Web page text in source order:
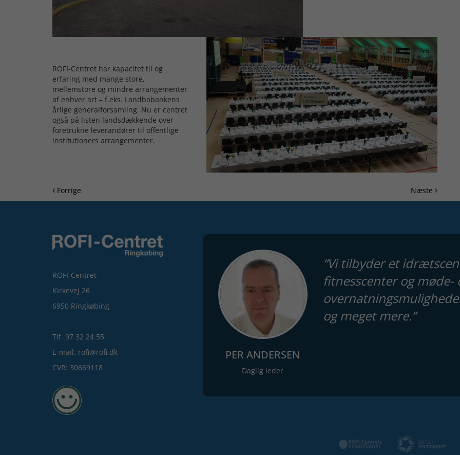
ROFI-Centret har kapacitet til og
erfaring med mange store,
mellemstore og mindre arrangementer
af enhver art – f.eks. Landbobankens
årlige generalforsamling. Nu er centret
også på listen landsdækkende over
foretrukne leverandører til offentlige
institutioners arrangementer.
Forrige Næste
ROFI-Centret
Kirkevej 26
6950 Ringkøbing
Tlf. 97 32 24 55
E-mail. rofi@rofi.dk
CVR: 30669118
“Vi tilbyder et
fitnesscenter og møde-
og meget mere.”
PER ANDERSEN
Daglig leder